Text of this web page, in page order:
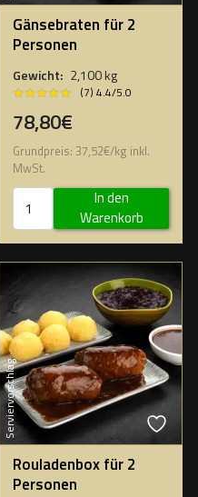
Gänsebraten für 2
Personen
Gewicht: 2,100 kg
★★★★★
★★★★★ (7) 4.4/5.0
78,80€
Grundpreis: 37,52€/kg inkl.
MwSt.
In den
Warenkorb
Serviervorschlag
Rouladenbox für 2
Personen